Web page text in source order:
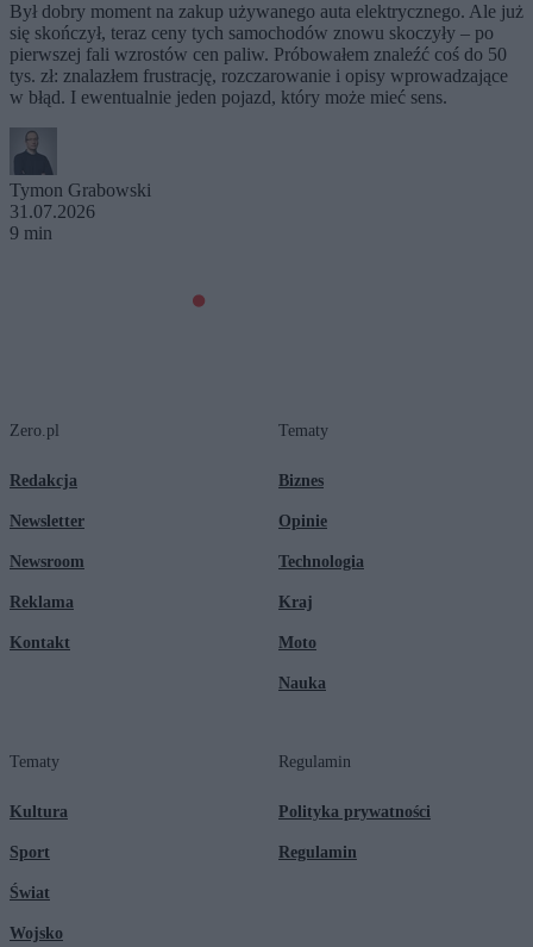
Był dobry moment na zakup używanego auta elektrycznego. Ale już
się skończył, teraz ceny tych samochodów znowu skoczyły – po
pierwszej fali wzrostów cen paliw. Próbowałem znaleźć coś do 50
tys. zł: znalazłem frustrację, rozczarowanie i opisy wprowadzające
w błąd. I ewentualnie jeden pojazd, który może mieć sens.
Tymon Grabowski
31.07.2026
9 min
Zero.pl
Redakcja
Newsletter
Newsroom
Reklama
Kontakt
Tematy
Biznes
Opinie
Technologia
Kraj
Moto
Nauka
Tematy
Kultura
Sport
Świat
Wojsko
Regulamin
Polityka prywatności
Regulamin